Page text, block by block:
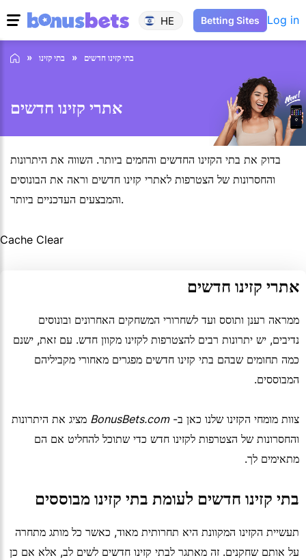
HE Betting Sites Log in
בתי קזינו בתי קזינו חדשים
אתרי קזינו חדשים
בדוק את בתי הקזינו החדשים והחמים ביותר. השווה את היתרונות
והחסרונות של הצטרפות לאתרי קזינו חדשים וראה את הבונוסים
והמבצעים העדכניים ביותר.
Cache Clear
אתרי קזינו חדשים
ממראה רענן ותוסס ועד לשחרורי המשחקים האחרונים ובונוסים
נדיבים, יש יתרונות רבים להצטרפות לקזינו מקוון חדש. עם זאת, ישנם
כמה תחומים שבהם בתי קזינו חדשים מפגרים מאחורי מקביליהם
המבוססים.
צוות מומחי הקזינו שלנו כאן ב-BonusBets.com מציג את היתרונות
והחסרונות של הצטרפות לקזינו חדש כדי שתוכל להחליט אם הם
מתאימים לך.
בתי קזינו חדשים לעומת בתי קזינו מבוססים
תעשיית הקזינו המקוונת היא תחרותית מאוד, כאשר כל מותג מתחרה
על אותם שחקנים. זה מאתגר לבתי קזינו חדשים לשים לב, אלא אם כן